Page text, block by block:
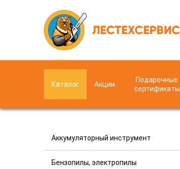
Каталог Акции
Подарочные
сертификаты
Аккумуляторный инструмент
Бензопилы, электропилы